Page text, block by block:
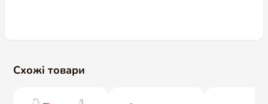
Схожі товари